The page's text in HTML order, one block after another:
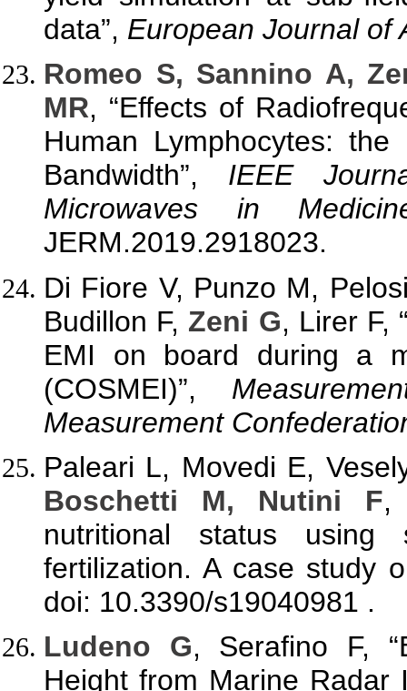
data”, European Journal of
Romeo S, Sannino A,
MR, “Effects of
Human Lymphocytes:
Bandwidth”, IEEE
Microwaves in
JERM.2019.2918023.
Di Fiore V, Punzo M,
Budillon F, Zeni G, Lirer F,
EMI on board during a
(COSMEI)”,
Measurement
Paleari L, Movedi E,
Boschetti M, Nutini F,
nutritional status
fertilization. A case study
doi: 10.3390/s19040981 .
Ludeno G, Serafino F,
Height from Marine Radar